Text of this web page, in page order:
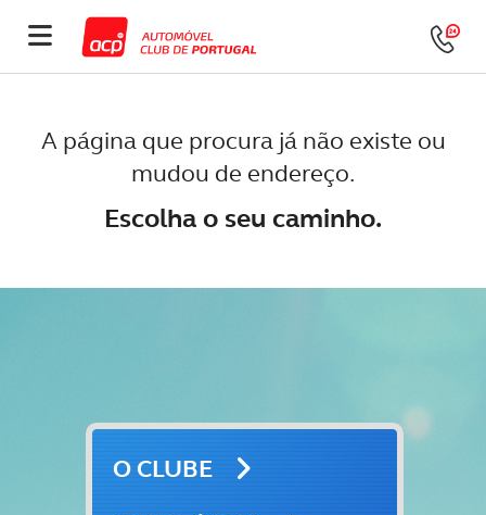
A página que procura já não existe ou
mudou de endereço.
Escolha o seu caminho.
O CLUBE